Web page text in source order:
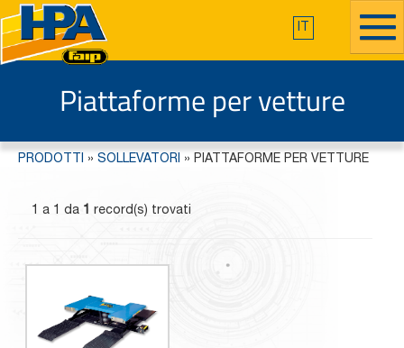
IT
Piattaforme per vetture
PRODOTTI » SOLLEVATORI » PIATTAFORME PER VETTURE
1 a 1 da 1 record(s) trovati